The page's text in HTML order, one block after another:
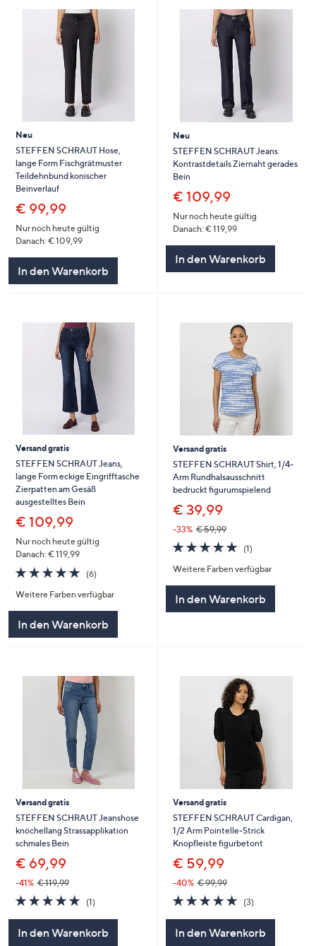
Neu
STEFFEN SCHRAUT Hose,
lange Form Fischgrätmuster
Teildehnbund konischer
Beinverlauf
€ 99,99
Nur noch heute gültig
Danach: € 109,99
In den Warenkorb
Neu
STEFFEN SCHRAUT Jeans
Kontrastdetails Ziernaht gerades
Bein
€ 109,99
Nur noch heute gültig
Danach: € 119,99
In den Warenkorb
Versand gratis
STEFFEN SCHRAUT Jeans,
lange Form eckige Eingrifftasche
Zierpatten am Gesäß
ausgestelltes Bein
€ 109,99
Nur noch heute gültig
Danach: € 119,99
5.0
von
5
(6)6
Weitere Farben verfügbar
In den Warenkorb
Versand gratis
STEFFEN SCHRAUT Shirt, 1/4-
Arm Rundhalsausschnitt
bedruckt figurumspielend
€ 39,99
-33% € 59,99
5.0
von
5
(1)1
Weitere Farben verfügbar
In den Warenkorb
Versand gratis
STEFFEN SCHRAUT Jeanshose
knöchellang Strassapplikation
schmales Bein
€ 69,99
-41% € 119,99
5.0
von
5
(1)
In den Warenkorb
Versand gratis
STEFFEN SCHRAUT Cardigan,
1/2 Arm Pointelle-Strick
Knopfleiste figurbetont
€ 59,99
-40% € 99,99
5.0
von
(3)3
In den Warenkorb